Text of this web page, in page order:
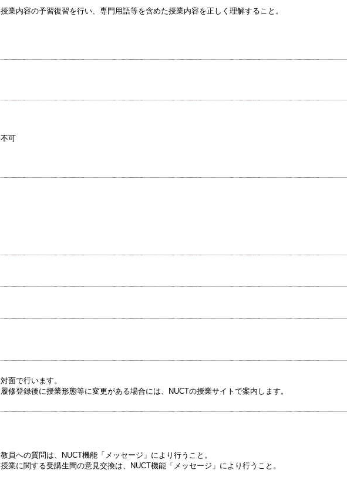
授業内容の予習復習を行い、専門用語等を含めた授業内容を正しく理解すること。
不可
対面で行います。
履修登録後に授業形態等に変更がある場合には、NUCTの授業サイトで案内します。
教員への質問は、NUCT機能「メッセージ」により行うこと。
授業に関する受講生間の意見交換は、NUCT機能「メッセージ」により行うこと。